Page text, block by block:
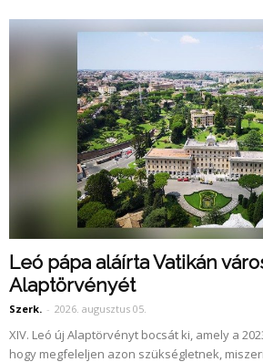
Leó pápa aláírta Vatikán
Alaptörvényét
Szerk. - 2026. augusztus 05.
XIV. Leó új Alaptörvényt bocsát ki, amely a
hogy megfeleljen azon szükségletnek,